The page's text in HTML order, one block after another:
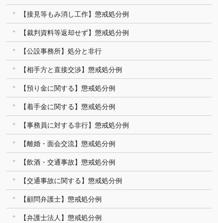
【接見等もみ消し工作】懲戒処分例
【裁判資料等返却せず】懲戒処分例
【公設事務所】処分と非行
【相手方と直接交渉】懲戒処分例
【預り金に関する】懲戒処分例
【着手金に関する】懲戒処分例
【事務員に対する非行】懲戒処分例
【離婚・面会交流】懲戒処分例
【飲酒・交通事故】懲戒処分例
【交通事故に関する】懲戒処分例
【顧問弁護士】懲戒処分例
【弁護士法人】懲戒処分例